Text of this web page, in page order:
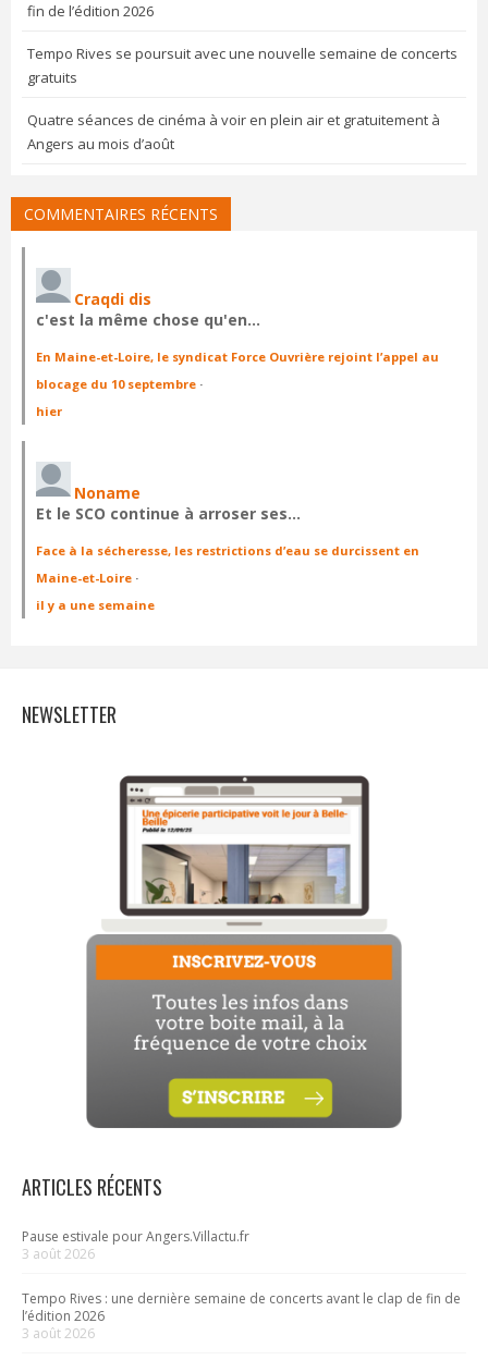
fin de l’édition 2026
Tempo Rives se poursuit avec une nouvelle semaine de concerts
gratuits
Quatre séances de cinéma à voir en plein air et gratuitement à
Angers au mois d’août
COMMENTAIRES RÉCENTS
Craqdi dis
c'est la même chose qu'en…
En Maine-et-Loire, le syndicat Force Ouvrière rejoint l’appel au
blocage du 10 septembre ·
hier
Noname
Et le SCO continue à arroser ses…
Face à la sécheresse, les restrictions d’eau se durcissent en
Maine-et-Loire ·
il y a une semaine
NEWSLETTER
ARTICLES RÉCENTS
Pause estivale pour Angers.Villactu.fr
3 août 2026
Tempo Rives : une dernière semaine de concerts avant le clap de fin de
l’édition 2026
3 août 2026